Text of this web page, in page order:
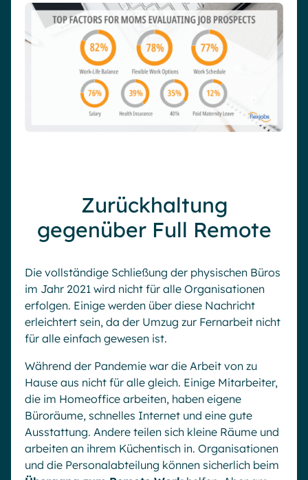
Zurückhaltung
gegenüber Full Remote
Die vollständige Schließung der physischen Büros
im Jahr 2021 wird nicht für alle Organisationen
erfolgen. Einige werden über diese Nachricht
erleichtert sein, da der Umzug zur Fernarbeit nicht
für alle einfach gewesen ist.
Während der Pandemie war die Arbeit von zu
Hause aus nicht für alle gleich. Einige Mitarbeiter,
die im Homeoffice arbeiten, haben eigene
Büroräume, schnelles Internet und eine gute
Ausstattung. Andere teilen sich kleine Räume und
arbeiten an ihrem Küchentisch in. Organisationen
und die Personalabteilung können sicherlich beim